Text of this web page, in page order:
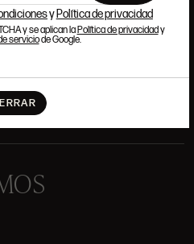
y Política de privacidad
y se aplican laPolítica de privacidady
serviciode Google.
GALERÍA
VALORACIONES